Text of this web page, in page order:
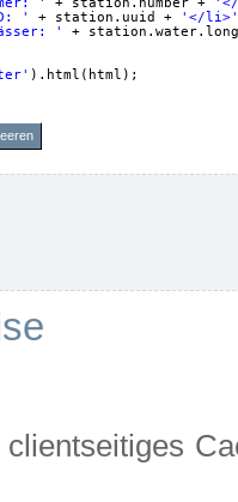
'
+ station.uuid +
'</li>'
'
+
).html(html);
clientseitiges